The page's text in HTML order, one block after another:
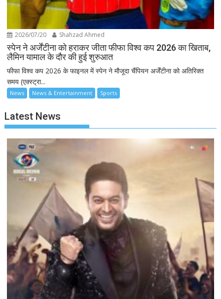
2026/07/20 Shahzad Ahmed
स्पेन ने अर्जेंटीना को हराकर जीता फीफा विश्व कप 2026 का खिताब,
लैमिन यामाल के दौर की हुई शुरुआत
फीफा विश्व कप 2026 के फाइनल में स्पेन ने मौजूदा चैंपियन अर्जेंटीना को अतिरिक्त
समय (एक्स्ट्रा...
News News & Entertainment Sports
Latest News